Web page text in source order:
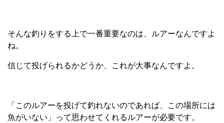
そんな釣りをする上で一番重要なのは、ルアーなんですよ
ね。
信じて投げられるかどうか、これが大事なんですよ。
「このルアーを投げて釣れないのであれば、この場所には
魚がいない」って思わせてくれるルアーが必要です。